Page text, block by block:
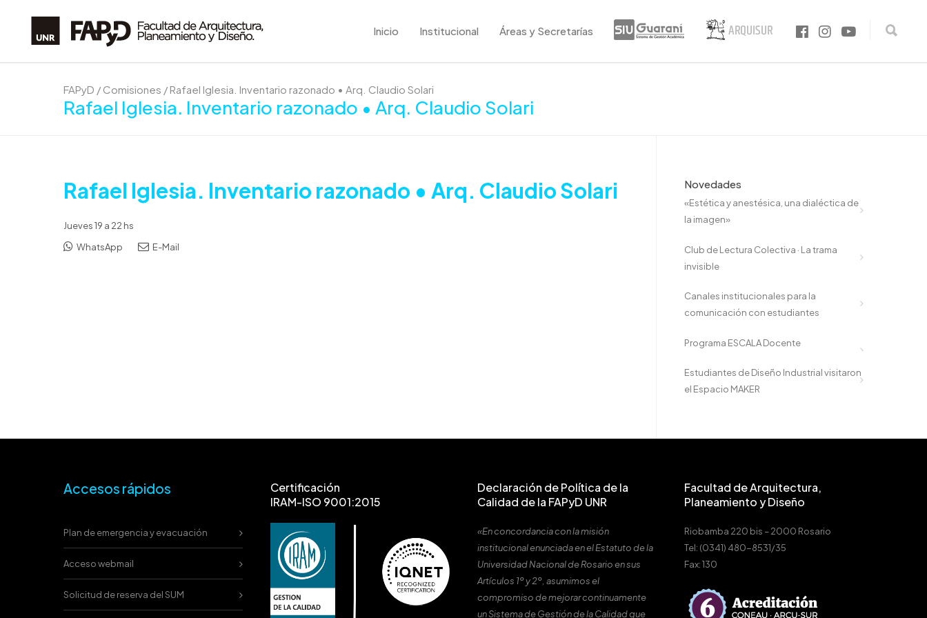
Inicio Institucional Áreas y Secretarías
FAPyD / Comisiones / Rafael Iglesia. Inventario razonado • Arq. Claudio Solari
Rafael Iglesia. Inventario razonado • Arq. Claudio Solari
Rafael Iglesia. Inventario razonado • Arq. Claudio Solari
Jueves 19 a 22 hs
WhatsApp
E-Mail
Novedades
«Estética y anestésica, una dialéctica de
la imagen»
Club de Lectura Colectiva · La trama
invisible
Canales institucionales para la
comunicación con estudiantes
Programa ESCALA Docente
Estudiantes de Diseño Industrial visitaron
el Espacio MAKER
Accesos rápidos
Plan de emergencia y evacuación
Acceso webmail
Solicitud de reserva del SUM
Certificación
IRAM-ISO 9001:2015
Declaración de Política de la
Calidad de la FAPyD UNR
«En concordancia con la misión
institucional enunciada en el Estatuto de la
Universidad Nacional de Rosario en sus
Artículos 1º y 2º, asumimos el
compromiso de mejorar continuamente
un Sistema de Gestión de la Calidad que
Facultad de Arquitectura,
Planeamiento y Diseño
Riobamba 220 bis – 2000 Rosario
Tel: (0341) 480-8531/35
Fax: 130